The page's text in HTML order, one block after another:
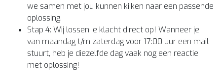
we samen met jou kunnen kijken naar een passende
oplossing.
Stap 4: Wij lossen je klacht direct op! Wanneer je
van maandag t/m zaterdag voor 17:00 uur een mail
stuurt, heb je diezelfde dag vaak nog een reactie
met oplossing!